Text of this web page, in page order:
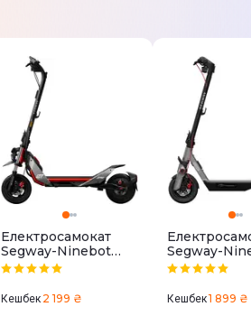
Електросамокат
Segway-Ninebot
ZT3 PRO E Black
Кешбек 2 199 ₴
Segway-
PRO E Grey
Кешбек1 899 ₴